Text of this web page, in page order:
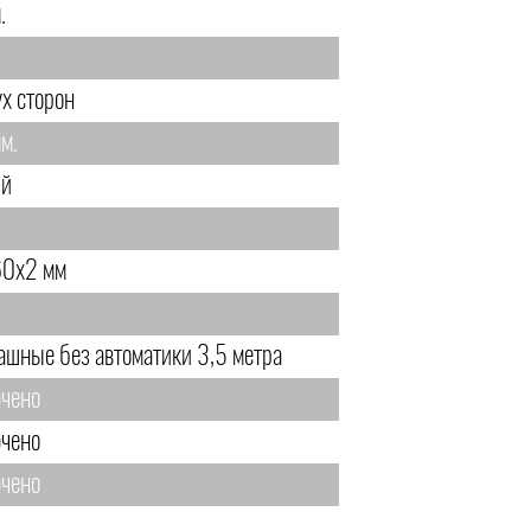
сторон
мм
без автоматики 3,5 метра